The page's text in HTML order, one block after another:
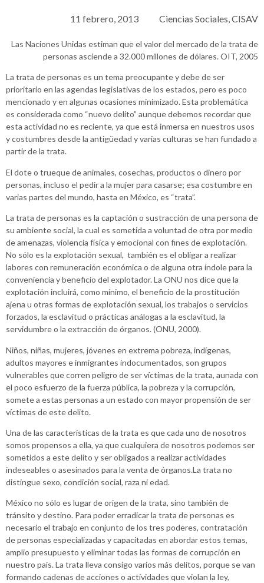
11 febrero, 2013 Ciencias Sociales,CISAV
Las Naciones Unidas estiman que el valor del mercado de la trata de
personas asciende a 32.000 millones de dólares. OIT, 2005
La trata de personas es un tema preocupante y debe de ser
prioritario en las agendas legislativas de los estados, pero es poco
mencionado y en algunas ocasiones minimizado. Esta problemática
es considerada como “nuevo delito” aunque debemos recordar que
esta actividad no es reciente, ya que está inmersa en nuestros usos
y costumbres desde la antigüedad y varias culturas se han fundado a
partir de la trata.
El dote o trueque de animales, cosechas, productos o dinero por
personas, incluso el pedir a la mujer para casarse; esa costumbre en
varias partes del mundo, hasta en México, es “trata”.
La trata de personas es la captación o sustracción de una persona de
su ambiente social, la cual es sometida a voluntad de otra por medio
de amenazas, violencia física y emocional con fines de explotación.
No sólo es la explotación sexual, también es el obligar a realizar
labores con remuneración económica o de alguna otra índole para la
conveniencia y beneficio del explotador. La ONU nos dice que la
explotación incluirá, como mínimo, el beneficio de la prostitución
ajena u otras formas de explotación sexual, los trabajos o servicios
forzados, la esclavitud o prácticas análogas a la esclavitud, la
servidumbre o la extracción de órganos. (ONU, 2000).
Niños, niñas, mujeres, jóvenes en extrema pobreza, indígenas,
adultos mayores e inmigrantes indocumentados, son grupos
vulnerables que corren peligro de ser víctimas de la trata, aunada con
el poco esfuerzo de la fuerza pública, la pobreza y la corrupción,
somete a estas personas a un estado con mayor propensión de ser
víctimas de este delito.
Una de las características de la trata es que cada uno de nosotros
somos propensos a ella, ya que cualquiera de nosotros podemos ser
sometidos a este delito y ser obligados a realizar actividades
indeseables o asesinados para la venta de órganos.La trata no
distingue sexo, condición social, raza ni edad.
México no sólo es lugar de origen de la trata, sino también de
tránsito y destino. Para poder erradicar la trata de personas es
necesario el trabajo en conjunto de los tres poderes, contratación
de personas especializadas y capacitadas en abordar estos temas,
amplio presupuesto y eliminar todas las formas de corrupción en
nuestro país. La trata lleva consigo varios más delitos, porque se van
formando cadenas de acciones o actividades que violan la ley,